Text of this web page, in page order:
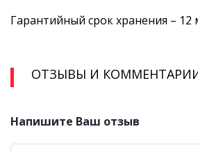
Гарантийный срок хранения – 12
ОТЗЫВЫ И
Напишите Ваш отзыв